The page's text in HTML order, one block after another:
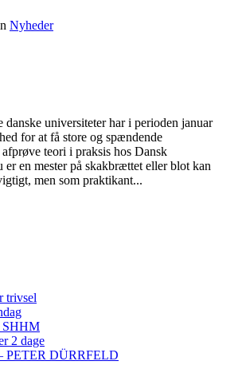
Nyheder
danske universiteter har i perioden januar
for at få store og spændende
teori i praksis hos Dansk
er en mester på skakbrættet eller blot kan
men som praktikant...
trivsel
SHHM
2 dage
PETER DÜRRFELD